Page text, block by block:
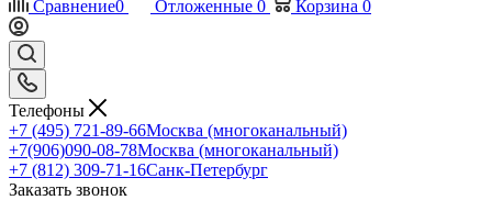
Сравнение0 Отложенные 0 Корзина 0
Телефоны
+7 (495) 721-89-66Москва (многоканальный)
+7(906)090-08-78Москва (многоканальный)
+7 (812) 309-71-16Санк-Петербург
Заказать звонок